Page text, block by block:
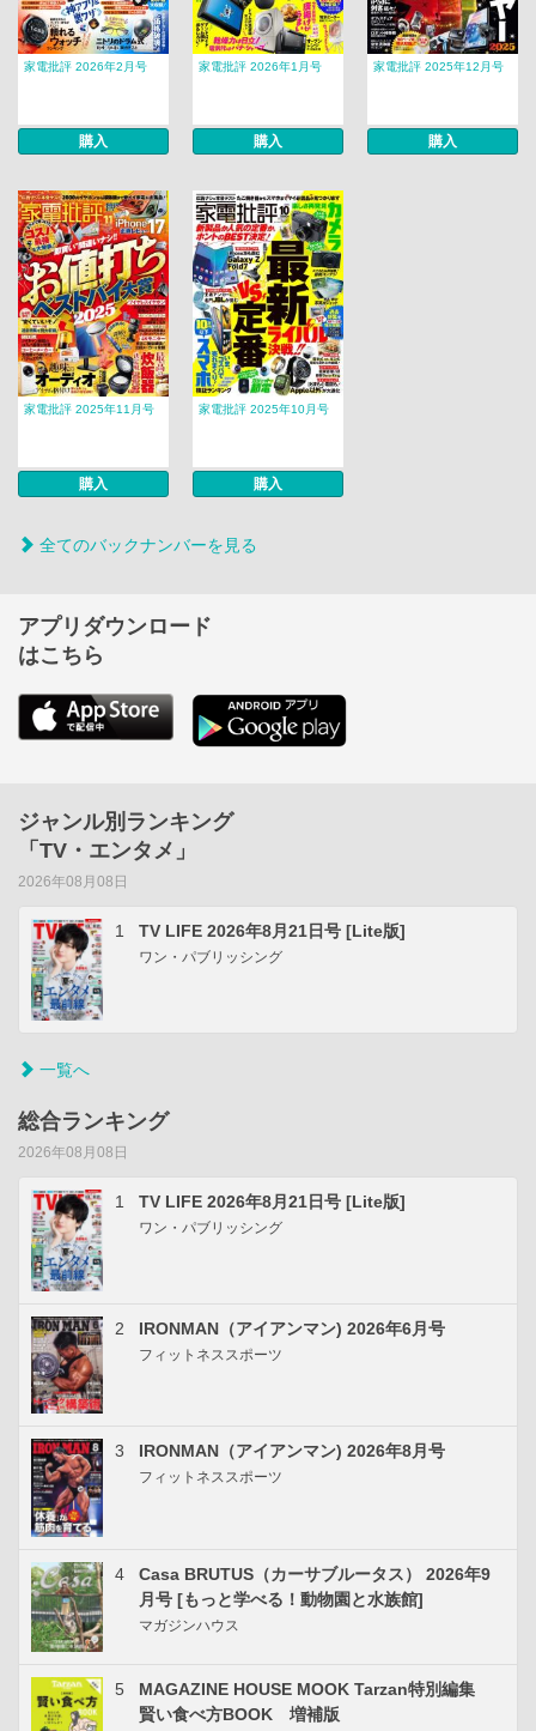
家電批評 2026年2月号
購入
家電批評 2026年1月号
購入
家電批評 2025年12月号
購入
家電批評 2025年11月号
購入
家電批評 2025年10月号
購入
全てのバックナンバーを見る
アプリダウンロード
はこちら
ジャンル別ランキング
「TV・エンタメ」
2026年08月08日
1 TV LIFE 2026年8月21日号 [Lite版]
ワン・パブリッシング
一覧へ
総合ランキング
2026年08月08日
1 TV LIFE 2026年8月21日号 [Lite版]
ワン・パブリッシング
2 IRONMAN（アイアンマン) 2026年6月号
フィットネススポーツ
3 IRONMAN（アイアンマン) 2026年8月号
フィットネススポーツ
4
Casa BRUTUS（カーサブルータス） 2026年9
月号 [もっと学べる！動物園と水族館]
マガジンハウス
5
MAGAZINE HOUSE MOOK Tarzan特別編集
賢い食べ方BOOK 増補版